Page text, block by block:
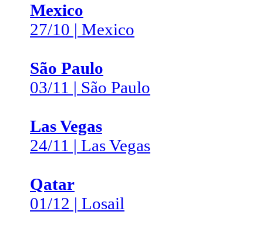
Mexico
27/10 | Mexico
São Paulo
03/11 | São Paulo
Las Vegas
24/11 | Las Vegas
Qatar
01/12 | Losail